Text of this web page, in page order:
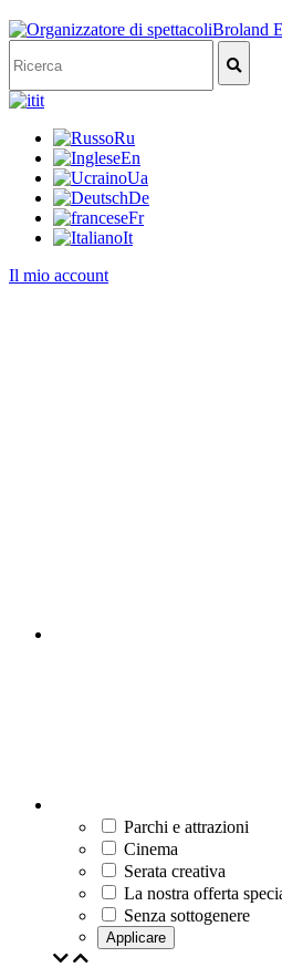
it
Ru
En
Ua
De
Fr
It
Il mio account
Parchi e attrazioni
Cinema
Serata creativa
La nostra offerta
Senza sottogenere
Applicare